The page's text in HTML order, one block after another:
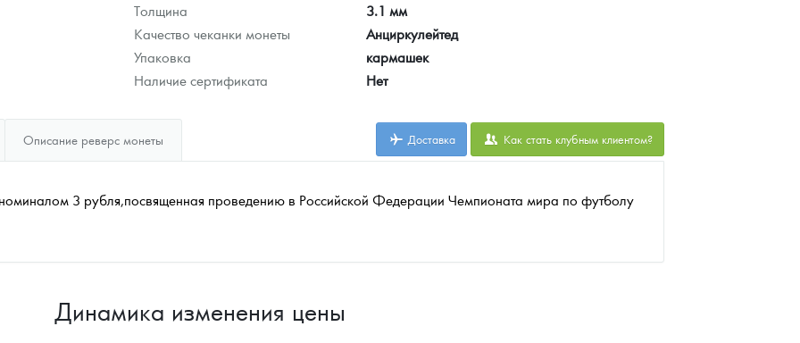
Толщина
3.1 мм
Качество чеканки монеты
Анциркулейтед
Упаковка
кармашек
Наличие сертификата
Нет
Описание реверс монеты Доставка Как стать клубным клиентом?
3 рубля,посвященная проведению в Российской Федерации Чемпионата мира по футболу
Динамика изменения цены